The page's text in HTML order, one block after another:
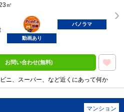
㎡
ポンタ
部屋
パノラマ
動画あり
お問い合わせ(無料)
ニ、スーパー、など近くにあって何か
マンション